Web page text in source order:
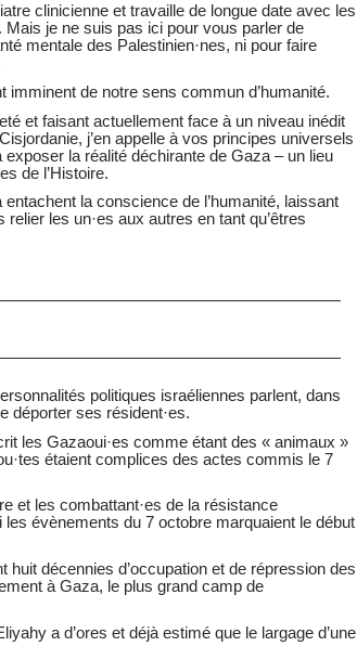
clinicienne et travaille de longue date avec les
je ne suis pas ici pour vous parler de
mentale des Palestinien·nes, ni pour faire
imminent de notre sens commun d’humanité.
et faisant actuellement face à un niveau inédit
j’en appelle à vos principes universels
la réalité déchirante de Gaza – un lieu
de l’Histoire.
la conscience de l’humanité, laissant
les un·es aux autres en tant qu’êtres
politiques israéliennes parlent, dans
déporter ses résident·es.
les Gazaoui·es comme étant des « animaux »
étaient complices des actes commis le 7
et les combattant·es de la résistance
évènements du 7 octobre marquaient le début
décennies d’occupation et de répression des
à Gaza, le plus grand camp de
a d’ores et déjà estimé que le largage d’une